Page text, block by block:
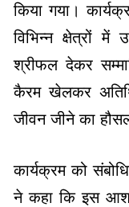
किया गया।
विभिन्न क्षेत्रों
श्रीफल देकर
कैरम खेलकर
जीवन जीने का
कार्यक्रम को
ने कहा कि इस